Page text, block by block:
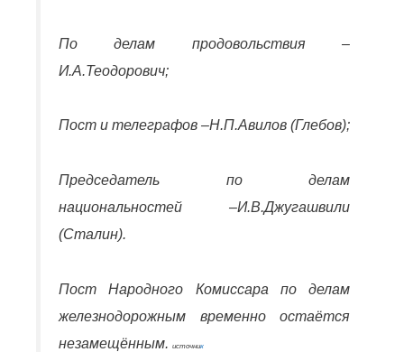
По делам продовольствия –
И.А.Теодорович;
Пост и телеграфов –Н.П.Авилов (Глебов);
Председатель по делам
национальностей –И.В.Джугашвили
(Сталин).
Пост Народного Комиссара по делам
железнодорожным временно остаётся
незамещённым. источник